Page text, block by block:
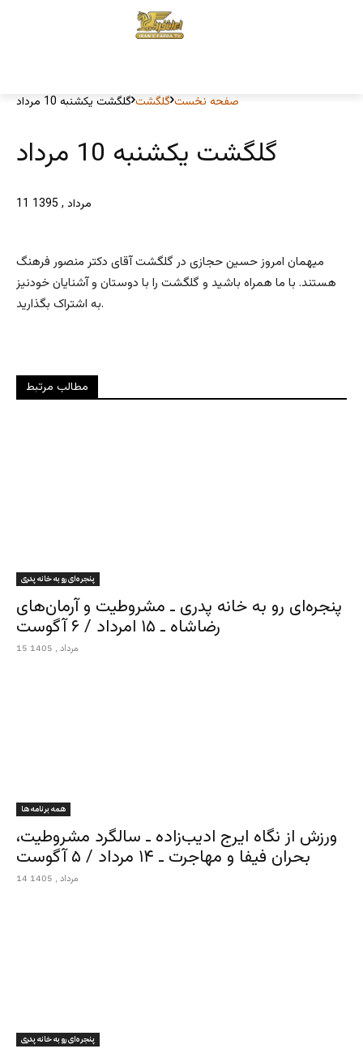
صفحه نخست گلگشت گلگشت یکشنبه 10 مرداد
گلگشت یکشنبه 10 مرداد
11 مرداد , 1395
میهمان امروز حسین حجازی در گلگشت آقای دکتر منصور فرهنگ
هستند. با ما همراه باشید و گلگشت را با دوستان و آشنایان خودنیز
به اشتراک بگذارید.
مطالب مرتبط
پنجره‌ای رو به خانه پدری
پنجره‌ای رو به خانه پدری ـ مشروطیت و آرمان‌های
رضاشاه ـ ۱۵ امرداد / ۶ آگوست
15 مرداد , 1405
همه برنامه ها
ورزش از نگاه ایرج ادیب‌زاده ـ سالگرد مشروطیت،
بحران فیفا و مهاجرت ـ ۱۴ مرداد / ۵ آگوست
14 مرداد , 1405
پنجره‌ای رو به خانه پدری